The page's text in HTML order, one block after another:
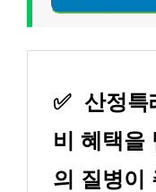
✅ 산정특
비 혜택을
의 질병이